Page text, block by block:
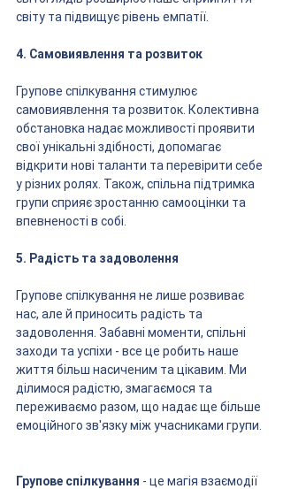
світу та підвищує рівень емпатії.
4. Самовиявлення та розвиток
Групове спілкування стимулює
самовиявлення та розвиток. Колективна
обстановка надає можливості проявити
свої унікальні здібності, допомагає
відкрити нові таланти та перевірити себе
у різних ролях. Також, спільна підтримка
групи сприяє зростанню самооцінки та
впевненості в собі.
5. Радість та задоволення
Групове спілкування не лише розвиває
нас, але й приносить радість та
задоволення. Забавні моменти, спільні
заходи та успіхи - все це робить наше
життя більш насиченим та цікавим. Ми
ділимося радістю, змагаємося та
переживаємо разом, що надає ще більше
емоційного зв'язку між учасниками групи.
Групове спілкування - це магія взаємодії